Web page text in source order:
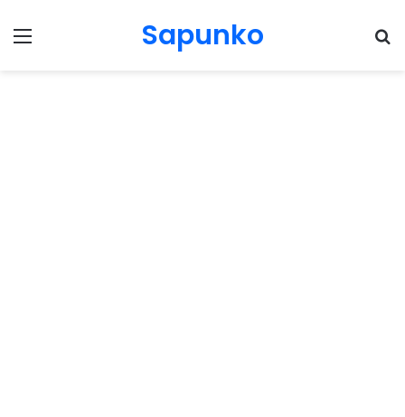
Menu Sapunko